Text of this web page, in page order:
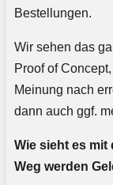
Bestellungen.
Wir sehen das
Proof of
Meinung nach
dann auch ggf.
Wie sieht es mit
Weg werden